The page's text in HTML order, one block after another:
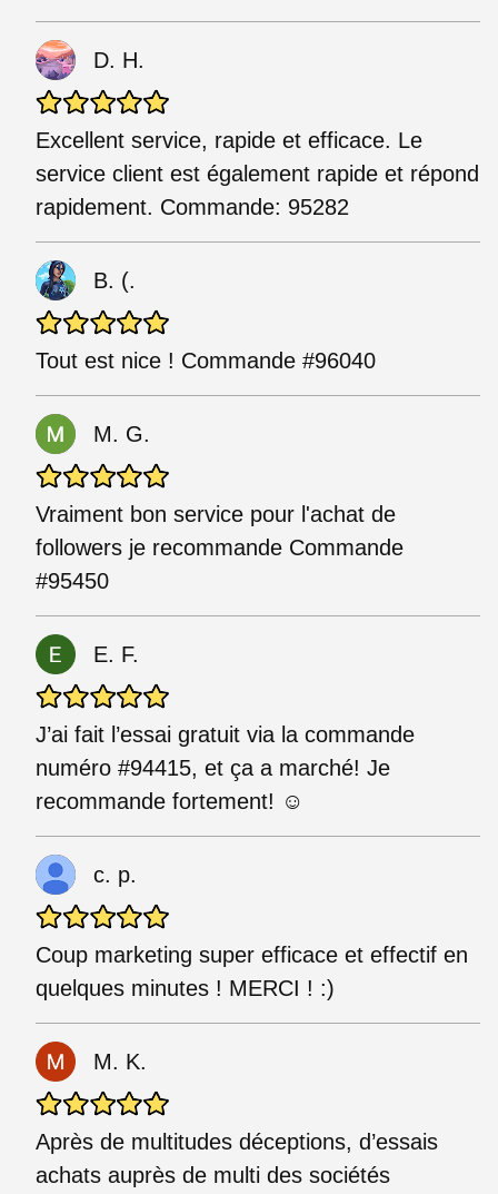
D. H.
Excellent service, rapide et efficace. Le
service client est également rapide et répond
rapidement. Commande: 95282
B. (.
Tout est nice ! Commande #96040
M. G.
Vraiment bon service pour l'achat de
followers je recommande Commande
#95450
E. F.
J’ai fait l’essai gratuit via la commande
numéro #94415, et ça a marché! Je
recommande fortement! ☺️
c. p.
Coup marketing super efficace et effectif en
quelques minutes ! MERCI ! :)
M. K.
Après de multitudes déceptions, d’essais
achats auprès de multi des sociétés